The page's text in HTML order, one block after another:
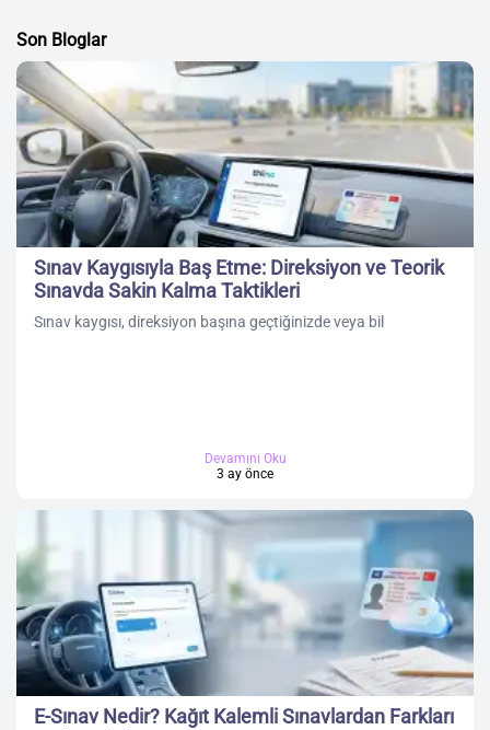
Son Bloglar
Sınav Kaygısıyla Baş Etme: Direksiyon ve Teorik
Sınavda Sakin Kalma Taktikleri
Sınav kaygısı, direksiyon başına geçtiğinizde veya bil
Devamını Oku
3 ay önce
E-Sınav Nedir? Kağıt Kalemli Sınavlardan Farkları